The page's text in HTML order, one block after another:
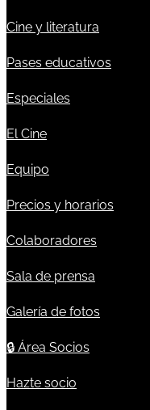
Cine y literatura
Pases educativos
Especiales
El Cine
Equipo
Precios y horarios
Colaboradores
Sala de prensa
Galería de fotos
🔒 Área Socios
Hazte socio